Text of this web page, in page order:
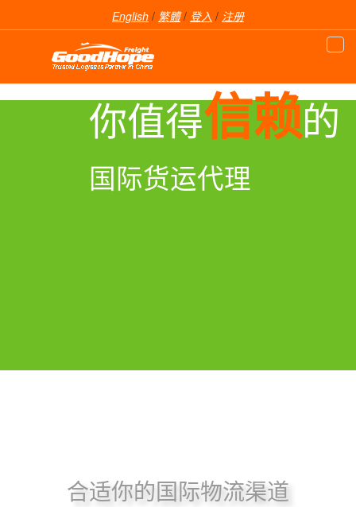
English / 繁體/ 登入 / 注册
你值得信赖的
国际货运代理
合适你的国际物流渠道